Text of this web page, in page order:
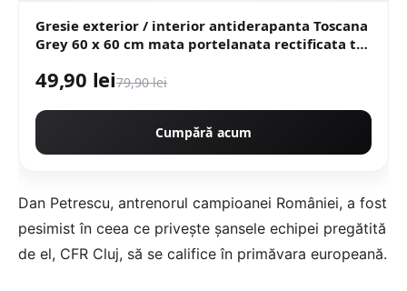
Gresie exterior / interior antiderapanta Toscana
Grey 60 x 60 cm mata portelanata rectificata tip
49,90 lei79,90 lei
Cumpără acum
Dan Petrescu, antrenorul campioanei României, a fost
pesimist în ceea ce privește șansele echipei pregătită
de el, CFR Cluj, să se califice în primăvara europeană.